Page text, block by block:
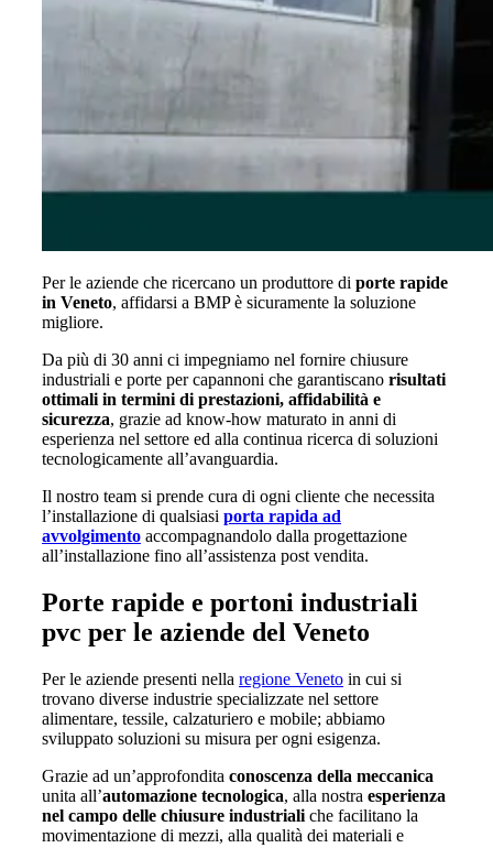
Per le aziende che ricercano un produttore di porte rapide
in Veneto, affidarsi a BMP è sicuramente la soluzione
migliore.
Da più di 30 anni ci impegniamo nel fornire chiusure
industriali e porte per capannoni che garantiscano risultati
ottimali in termini di prestazioni, affidabilità e
sicurezza, grazie ad know-how maturato in anni di
esperienza nel settore ed alla continua ricerca di soluzioni
tecnologicamente all’avanguardia.
Il nostro team si prende cura di ogni cliente che necessita
l’installazione di qualsiasi porta rapida ad
avvolgimento accompagnandolo dalla progettazione
all’installazione fino all’assistenza post vendita.
Porte rapide e portoni industriali
pvc per le aziende del Veneto
Per le aziende presenti nella regione Veneto in cui si
trovano diverse industrie specializzate nel settore
alimentare, tessile, calzaturiero e mobile; abbiamo
sviluppato soluzioni su misura per ogni esigenza.
Grazie ad un’approfondita conoscenza della meccanica
unita all’automazione tecnologica, alla nostra esperienza
nel campo delle chiusure industriali che facilitano la
movimentazione di mezzi, alla qualità dei materiali e